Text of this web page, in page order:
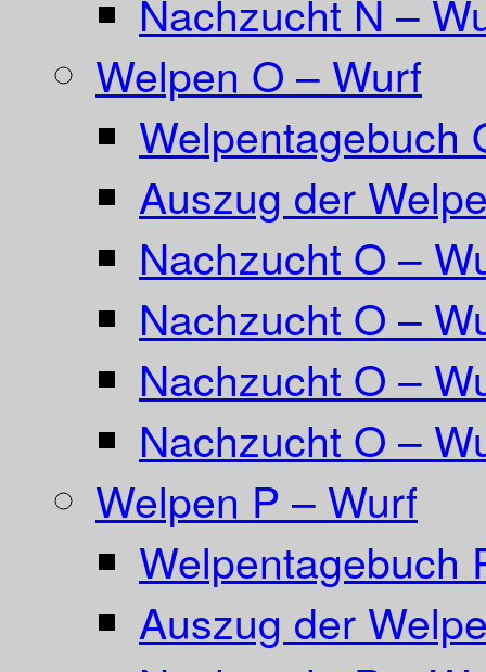
Nachzucht N –
Welpen O – Wurf
Welpentagebuch
Auszug der
Nachzucht O –
Nachzucht O –
Nachzucht O –
Nachzucht O –
Welpen P – Wurf
Welpentagebuch
Auszug der